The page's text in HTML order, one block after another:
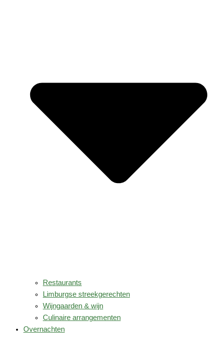
Restaurants
Limburgse streekgerechten
Wijngaarden & wijn
Culinaire arrangementen
Overnachten